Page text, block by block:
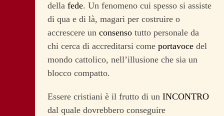
della fede. Un fenomeno cui spesso si assiste
di qua e di là, magari per costruire o
accrescere un consenso tutto personale da
chi cerca di accreditarsi come portavoce del
mondo cattolico, nell’illusione che sia un
blocco compatto.
Essere cristiani è il frutto di un INCONTRO
dal quale dovrebbero conseguire